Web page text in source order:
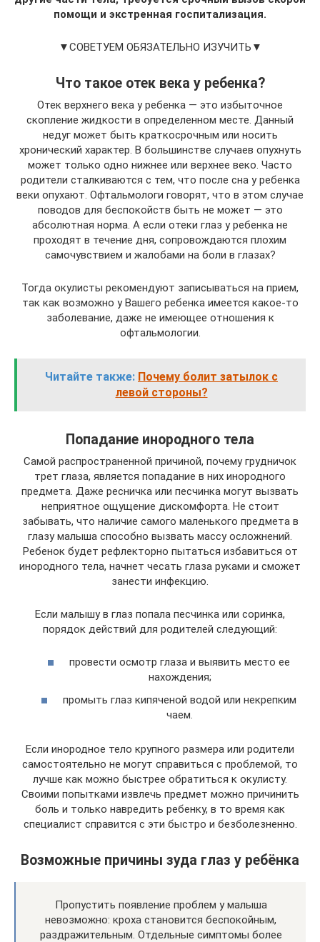
помощи и экстренная госпитализация.
▼СОВЕТУЕМ ОБЯЗАТЕЛЬНО ИЗУЧИТЬ▼
Что такое отек века у ребенка?
Отек верхнего века у ребенка — это избыточное
скопление жидкости в определенном месте. Данный
недуг может быть краткосрочным или носить
хронический характер. В большинстве случаев опухнуть
может только одно нижнее или верхнее веко. Часто
родители сталкиваются с тем, что после сна у ребенка
веки опухают. Офтальмологи говорят, что в этом случае
поводов для беспокойств быть не может — это
абсолютная норма. А если отеки глаз у ребенка не
проходят в течение дня, сопровождаются плохим
самочувствием и жалобами на боли в глазах?
Тогда окулисты рекомендуют записываться на прием,
так как возможно у Вашего ребенка имеется какое-то
заболевание, даже не имеющее отношения к
офтальмологии.
Читайте также: Почему болит затылок с
левой стороны?
Попадание инородного тела
Самой распространенной причиной, почему грудничок
трет глаза, является попадание в них инородного
предмета. Даже ресничка или песчинка могут вызвать
неприятное ощущение дискомфорта. Не стоит
забывать, что наличие самого маленького предмета в
глазу малыша способно вызвать массу осложнений.
Ребенок будет рефлекторно пытаться избавиться от
инородного тела, начнет чесать глаза руками и сможет
занести инфекцию.
Если малышу в глаз попала песчинка или соринка,
порядок действий для родителей следующий:
провести осмотр глаза и выявить место ее
нахождения;
промыть глаз кипяченой водой или некрепким
чаем.
Если инородное тело крупного размера или родители
самостоятельно не могут справиться с проблемой, то
лучше как можно быстрее обратиться к окулисту.
Своими попытками извлечь предмет можно причинить
боль и только навредить ребенку, в то время как
специалист справится с эти быстро и безболезненно.
Возможные причины зуда глаз у ребёнка
Пропустить появление проблем у малыша
невозможно: кроха становится беспокойным,
раздражительным. Отдельные симптомы более